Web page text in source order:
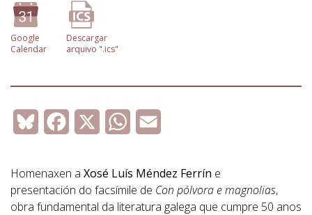
Google
Calendar
Descargar
arquivo ".ics"
09 de Maio de 2026
Bluesky Facebook WhatsApp
Homenaxen a Xosé Luís Méndez Ferrín e
presentación do facsímile de Con pólvora e magnolias,
obra fundamental da literatura galega que cumpre 50 anos